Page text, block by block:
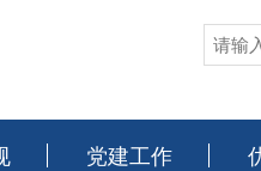
党建工作